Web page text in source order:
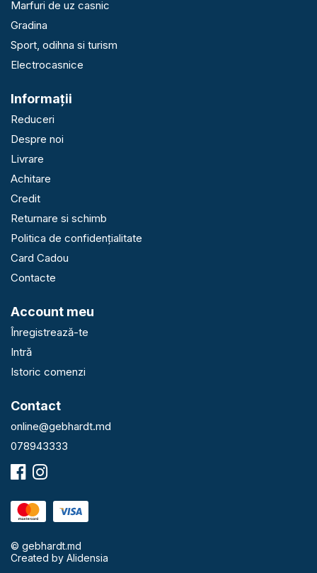
Marfuri de uz casnic
Gradina
Sport, odihna si turism
Electrocasnice
Informaţii
Reduceri
Despre noi
Livrare
Achitare
Credit
Returnare si schimb
Politica de confidențialitate
Card Cadou
Contacte
Account meu
Înregistrează-te
Intră
Istoric comenzi
Contact
online@gebhardt.md
078943333
© gebhardt.md
Created by Alidensia